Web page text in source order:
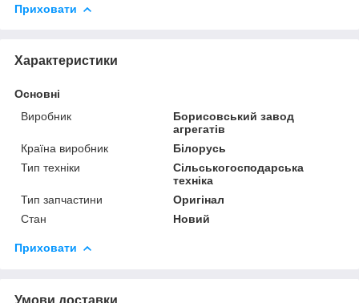
Приховати
Характеристики
Основні
Виробник
Борисовський завод
агрегатів
Країна виробник
Білорусь
Тип техніки
Сільськогосподарська
техніка
Тип запчастини
Оригінал
Стан
Новий
Приховати
Умови доставки